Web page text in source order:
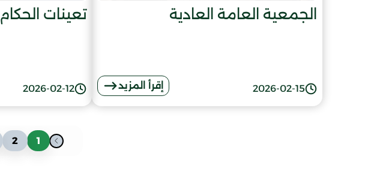
الجمعية العامة العادية
2026-02-15 إقرأ المزيد
تعينات الحكام
2026-02-12
1
2